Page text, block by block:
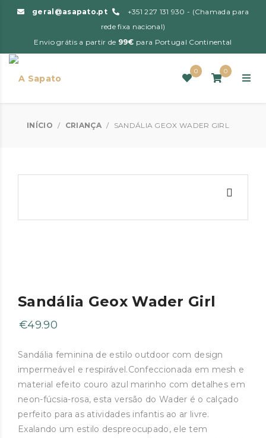
geral@asapato.pt
+351 227 131 930 - (Chamada para
rede fixa nacional)
Envio grátis a partir de 99€ para Portugal Continental
0 0
INÍCIO / CRIANÇA / SANDÁLIA GEOX WADER GIRL
Sandália Geox Wader Girl
€49.90
Sandália feminina de estilo outdoor com design
impermeável e respirável.Confeccionada em mesh e
material efeito couro azul marinho com detalhes em
neon-fúcsia-rosa, esta versão do Wader é o calçado
perfeito para as atividades infantis ao ar livre.
Exalando um estilo despreocupado, ele tem